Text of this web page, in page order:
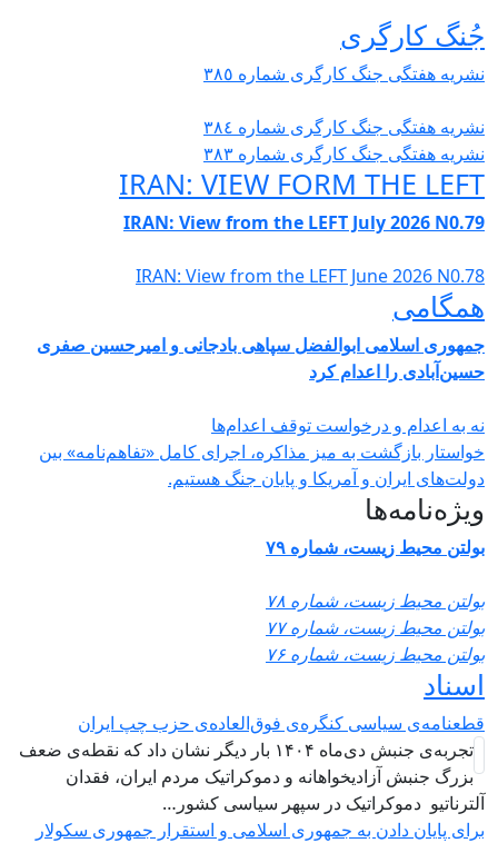
کارگری
هفتگی جنگ کارگری شمارە ٣٨٥
هفتگی جنگ کارگری شمارە ٣٨٤
هفتگی جنگ کارگری شمارە ٣٨٣
IRAN: VIEW FORM THE
IRAN: View from the LEFT July 2026
IRAN: View from the LEFT June 2026
اسلامی ابوالفضل سپاهی بادجانی و امیرحسین صفری
را اعدام کرد
به اعدام و درخواست توقف اعدام‌ها
بازگشت به میز مذاکره، اجرای کامل «تفاهم‌نامه» بین
ایران و آمریکا و پایان جنگ هستیم.
محیط زیست، شماره ۷۹
محیط زیست، شماره ۷۸
محیط زیست، شماره ۷۷
محیط زیست، شماره ۷۶
سیاسی کنگره‌ی فوق‌العاده‌ی حزب چپ ایران
تجربه‌ی جنبش دی‌ماه ۱۴۰۴ بار دیگر نشان داد که نقطه‌ی ضعف
بزرگ جنبش آزادیخواهانه و دموکراتیک مردم ایران، فقدان
دموکراتیک در سپهر سیاسی کشور…
پایان دادن به جمهوری اسلامی و استقرار جمهوری سکولار